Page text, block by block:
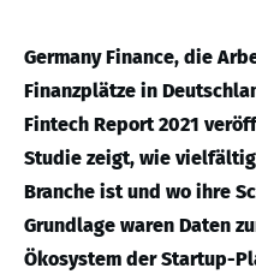
Germany Finance, die
Finanzplätze in
Fintech Report 2021
Studie zeigt, wie
Branche ist und wo ihre
Grundlage waren Daten
Ökosystem der Startup-